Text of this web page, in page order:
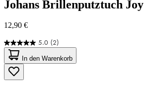
Johans Brillenputztuch Joy
12,90 €
5.0 (2)
5.0
von
5
Sternen.
2
In den Warenkorb